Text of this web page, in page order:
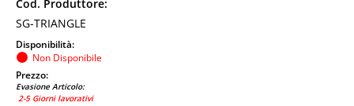
Cod. Produttore:
SG-TRIANGLE
Disponibilità:
Non Disponibile
Prezzo:
Evasione Articolo:
2-5 Giorni lavorativi